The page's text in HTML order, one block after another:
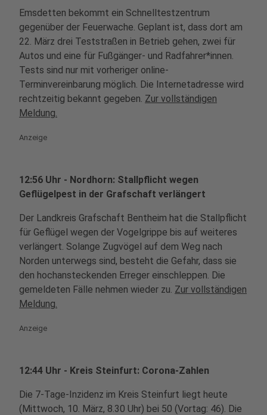
Emsdetten bekommt ein Schnelltestzentrum
gegenüber der Feuerwache. Geplant ist, dass dort am
22. März drei Teststraßen in Betrieb gehen, zwei für
Autos und eine für Fußgänger- und Radfahrer*innen.
Tests sind nur mit vorheriger online-
Terminvereinbarung möglich. Die Internetadresse wird
rechtzeitig bekannt gegeben. Zur vollständigen
Meldung.
Anzeige
12:56 Uhr - Nordhorn: Stallpflicht wegen
Geflügelpest in der Grafschaft verlängert
Der Landkreis Grafschaft Bentheim hat die Stallpflicht
für Geflügel wegen der Vogelgrippe bis auf weiteres
verlängert. Solange Zugvögel auf dem Weg nach
Norden unterwegs sind, besteht die Gefahr, dass sie
den hochansteckenden Erreger einschleppen. Die
gemeldeten Fälle nehmen wieder zu. Zur vollständigen
Meldung.
Anzeige
12:44 Uhr - Kreis Steinfurt: Corona-Zahlen
Die 7-Tage-Inzidenz im Kreis Steinfurt liegt heute
(Mittwoch, 10. März, 8.30 Uhr) bei 50 (Vortag: 46). Die